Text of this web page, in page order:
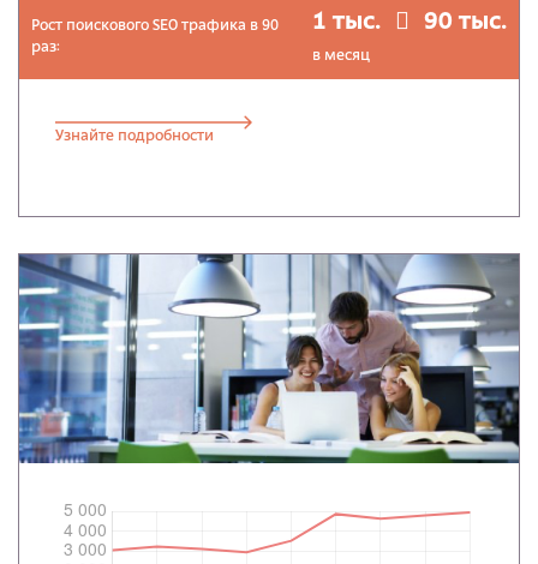
Рост поискового SEO трафика в 90
раз:
1 тыс. 90 тыс.
в месяц
Узнайте подробности